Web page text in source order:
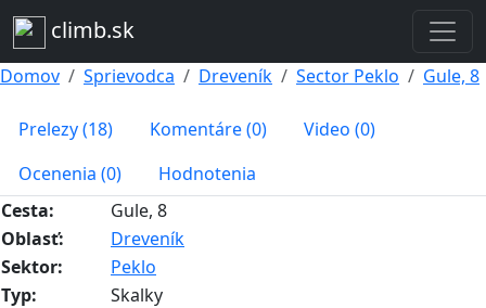
climb.sk
Domov Sprievodca Dreveník Sector Peklo Gule, 8
Prelezy (18) Komentáre (0)
Video (0)
Ocenenia (0)
Hodnotenia
Cesta:
Gule, 8
Oblasť:
Dreveník
Sektor:
Peklo
Typ:
Skalky